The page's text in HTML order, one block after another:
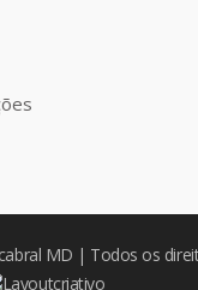
MD | Todos os